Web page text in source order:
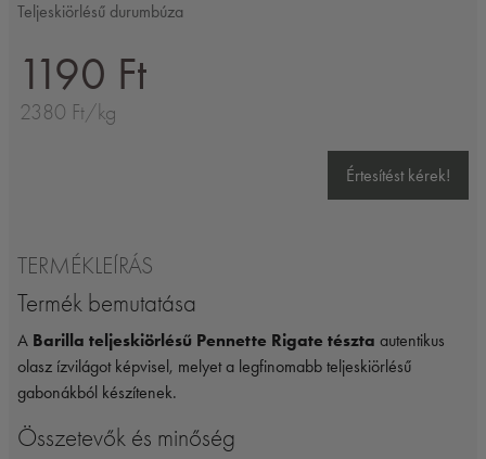
Teljeskiörlésű durumbúza
1190 Ft
2380 Ft/kg
Értesítést kérek!
TERMÉKLEÍRÁS
Termék bemutatása
A Barilla teljeskiörlésű Pennette Rigate tészta autentikus
olasz ízvilágot képvisel, melyet a legfinomabb teljeskiörlésű
gabonákból készítenek.
Összetevők és minőség